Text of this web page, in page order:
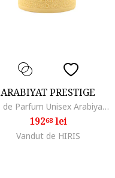
ARABIYAT PRESTIGE
Apa de Parfum Unisex Arabiyat Sugar Coconut Chiffon, Dulce, Cremos, 100 ml
19268lei
Vandut de HIRIS